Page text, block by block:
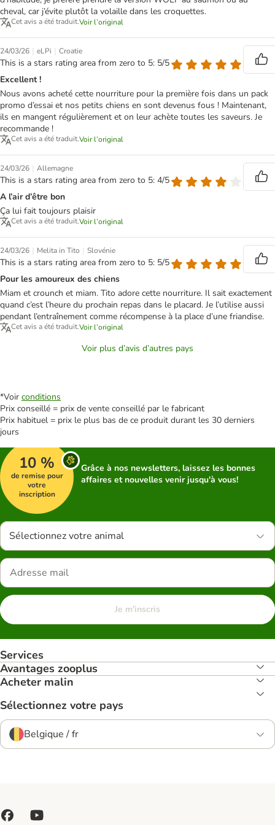
cheval, car j’évite plutôt la volaille dans les croquettes.
Cet avis a été traduit.Voir l’original
24/03/26 | eLPi | Croatie
This is a stars rating area from zero to 5: 5/5
Excellent !
Nous avons acheté cette nourriture pour la première fois dans un pack
promo d’essai et nos petits chiens en sont devenus fous ! Maintenant,
ils en mangent régulièrement et on leur achète toutes les saveurs. Je
recommande !
Cet avis a été traduit.Voir l’original
24/03/26 | Allemagne
This is a stars rating area from zero to 5: 4/5
A l’air d’être bon
Ça lui fait toujours plaisir
Cet avis a été traduit.Voir l’original
24/03/26 | Melita in Tito | Slovénie
This is a stars rating area from zero to 5: 5/5
Pour les amoureux des chiens
Miam et crounch et miam. Tito adore cette nourriture. Il sait exactement
quand c’est l’heure du prochain repas dans le placard. Je l’utilise aussi
pendant l’entraînement comme récompense à la place d’une friandise.
Cet avis a été traduit.Voir l’original
Voir plus d’avis d’autres pays
*Voir conditions
Prix conseillé = prix de vente conseillé par le fabricant
Prix habituel = prix le plus bas de ce produit durant les 30 derniers
jours
10 %
de remise pour
votre
inscription
Grâce à nos newsletters, laissez les bonnes
affaires et nouvelles venir jusqu'à vous!
Sélectionnez votre animal
Je m'inscris
Services
Avantages zooplus
Acheter malin
Sélectionnez votre pays
Belgique / fr